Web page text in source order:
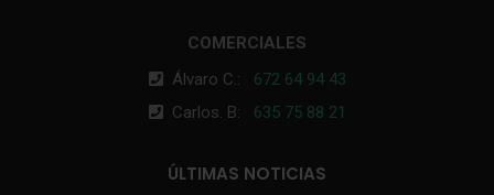
COMERCIALES
Álvaro C.: 672 64 94 43
Carlos. B: 635 75 88 21
ÚLTIMAS NOTICIAS